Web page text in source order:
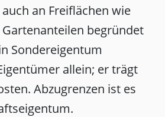
an Freiflächen wie
begründet
Sondereigentum
allein; er trägt
Abzugrenzen ist es